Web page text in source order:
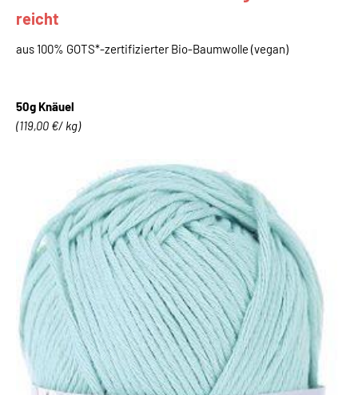
reicht
aus 100% GOTS*-zertifizierter Bio-Baumwolle (vegan)
50g Knäuel
(119,00 €/ kg)